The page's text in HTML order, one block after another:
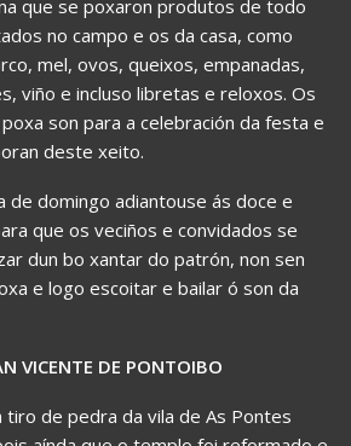
que se poxaron produtos de todo
no campo e os da casa, como
mel, ovos, queixos, empanadas,
viño e incluso libretas e reloxos. Os
son para a celebración da festa e
deste xeito.
de domingo adiantouse ás doce e
que os veciños e convidados se
dun bo xantar do patrón, non sen
e logo escoitar e bailar ó son da
VICENTE DE PONTOIBO
tiro de pedra da vila de As Pontes